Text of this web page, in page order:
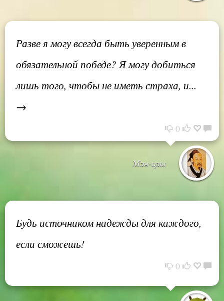
Разве я могу всегда быть уверенным в
обязательной победе? Я могу добиться
лишь того, чтобы не иметь страха, и...
→
0
Мэн-цзы
Будь источником надежды для каждого,
если сможешь!
0